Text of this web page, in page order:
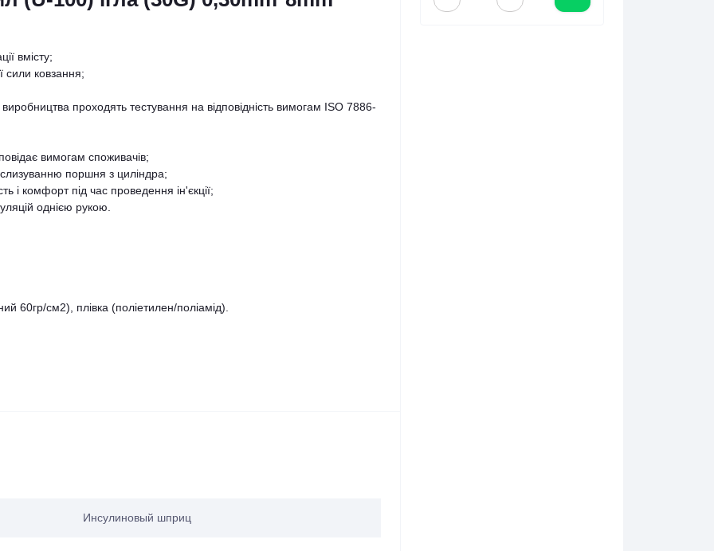
вмісту;
сили ковзання;
проходять тестування на відповідність вимогам ISO 7886-
вимогам споживачів;
поршня з циліндра;
і комфорт під час проведення ін'єкції;
однією рукою.
60гр/см2), плівка (поліетилен/поліамід).
Инсулиновый шприц